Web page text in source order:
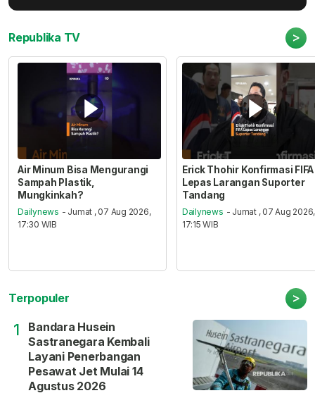
Republika TV >
Air Minum Bisa Mengurangi
Sampah Plastik,
Mungkinkah?
Dailynews - Jumat , 07 Aug 2026,
17:30 WIB
Erick Thohir Konfirmasi FIFA
Lepas Larangan Suporter
Tandang
Dailynews - Jumat , 07 Aug 2026,
17:15 WIB
Terpopuler >
1
Bandara Husein
Sastranegara Kembali
Layani Penerbangan
Pesawat Jet Mulai 14
Agustus 2026